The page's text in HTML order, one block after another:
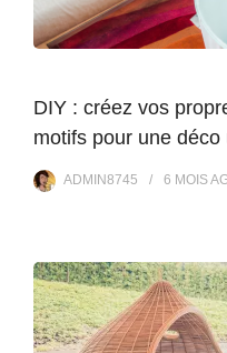
DIY : créez vos
motifs pour une déco
ADMIN8745 6 MOIS